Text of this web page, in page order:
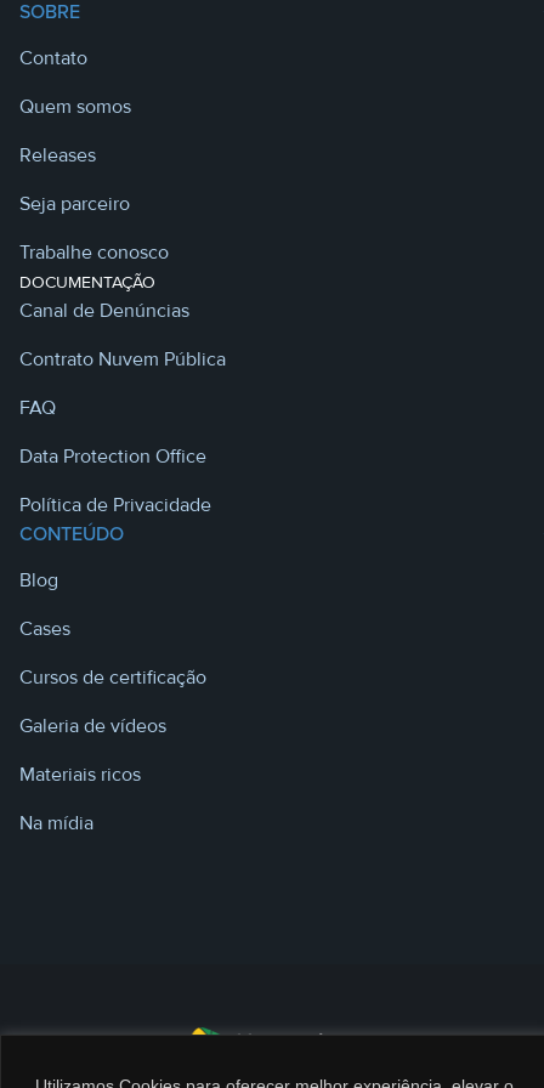
SOBRE
Contato
Quem somos
Releases
Seja parceiro
Trabalhe conosco
DOCUMENTAÇÃO
Canal de Denúncias
Contrato Nuvem Pública
FAQ
Data Protection Office
Política de Privacidade
CONTEÚDO
Blog
Cases
Cursos de certificação
Galeria de vídeos
Materiais ricos
Na mídia